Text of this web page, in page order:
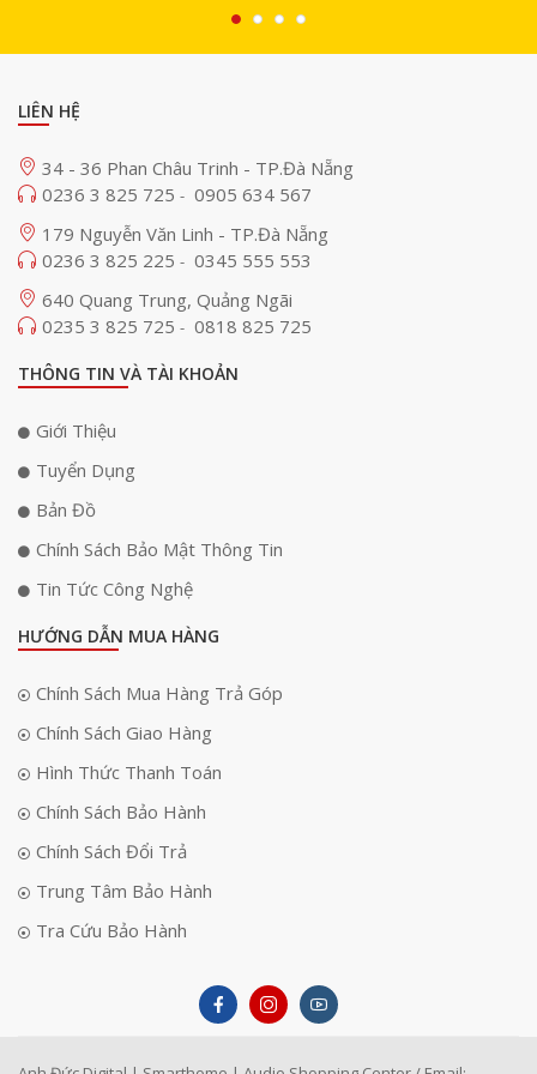
Với tiêu chuẩn chống nước và bụi IP67, Bose SoundLink Flex II đảm bảo
hoạt động tốt ngay cả trong môi trường khắc nghiệt, từ bãi biển đầy cát
nước của loa giúp nó trở thành lựa chọn lý tưởng cho các hoạt động tại
hồ bơi hay sông suối.
chỉ chống ăn mòn mà còn chống lại tia UV, đảm bảo độ bền bỉ ngay cả
khi sử dụng ngoài trời trong thời gian dài. Lớp phủ chắc chắn này giúp
LIÊN HỆ
34 - 36 Phan Châu Trinh - TP.Đà Nẵng
0236 3 825 725 - 0905 634 567
179 Nguyễn Văn Linh - TP.Đà Nẵng
0236 3 825 225 - 0345 555 553
640 Quang Trung, Quảng Ngãi
0235 3 825 725 - 0818 825 725
THÔNG TIN VÀ TÀI KHOẢN
Giới Thiệu
Tuyển Dụng
Bản Đồ
Chính Sách Bảo Mật Thông Tin
Tin Tức Công Nghệ
HƯỚNG DẪN MUA HÀNG
Chính Sách Mua Hàng Trả Góp
Chính Sách Giao Hàng
Hình Thức Thanh Toán
Chính Sách Bảo Hành
Chính Sách Đổi Trả
Trung Tâm Bảo Hành
Tra Cứu Bảo Hành